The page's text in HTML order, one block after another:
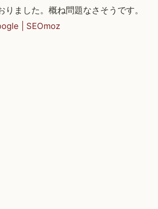
ました。概ね問題なさそうです。
| SEOmoz